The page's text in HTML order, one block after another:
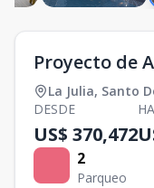
Proyecto de
La Julia, Santo
DESDE
US$ 370,472
2
Parqueo